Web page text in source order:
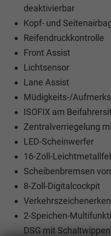
deaktivierbar
Kopf- und
Reifendruckkontrolle
Front Assist
Lichtsensor
Lane Assist
Müdigkeits-/
ISOFIX am
Zentralverriegelung
LED-Scheinwerfer
16-Zoll-
Scheibenbremsen
8-Zoll-Digitalcockpit
2-Speichen-
DSG mit